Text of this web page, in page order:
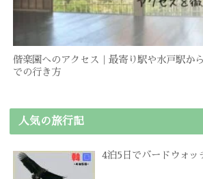
偕楽園へのアクセス｜最寄り駅や水戸駅か
での行き方
人気の旅行記
4泊5日でバードウォッ